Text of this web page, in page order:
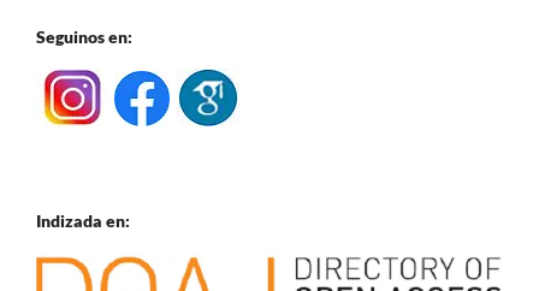
Seguinos en:
Indizada en: